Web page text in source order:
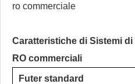
ro commerciale
Caratteristiche di Sistemi di
RO commerciali
Futer standard